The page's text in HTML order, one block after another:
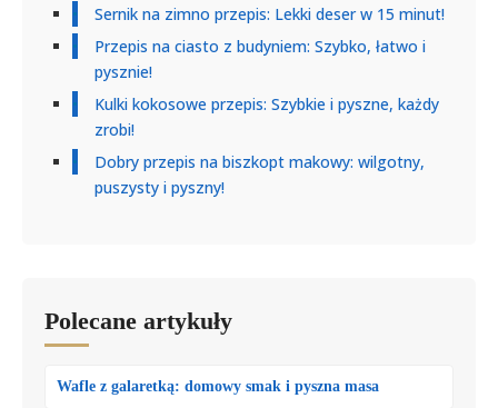
Sernik na zimno przepis: Lekki deser w 15 minut!
Przepis na ciasto z budyniem: Szybko, łatwo i
pysznie!
Kulki kokosowe przepis: Szybkie i pyszne, każdy
zrobi!
Dobry przepis na biszkopt makowy: wilgotny,
puszysty i pyszny!
Polecane artykuły
Wafle z galaretką: domowy smak i pyszna masa